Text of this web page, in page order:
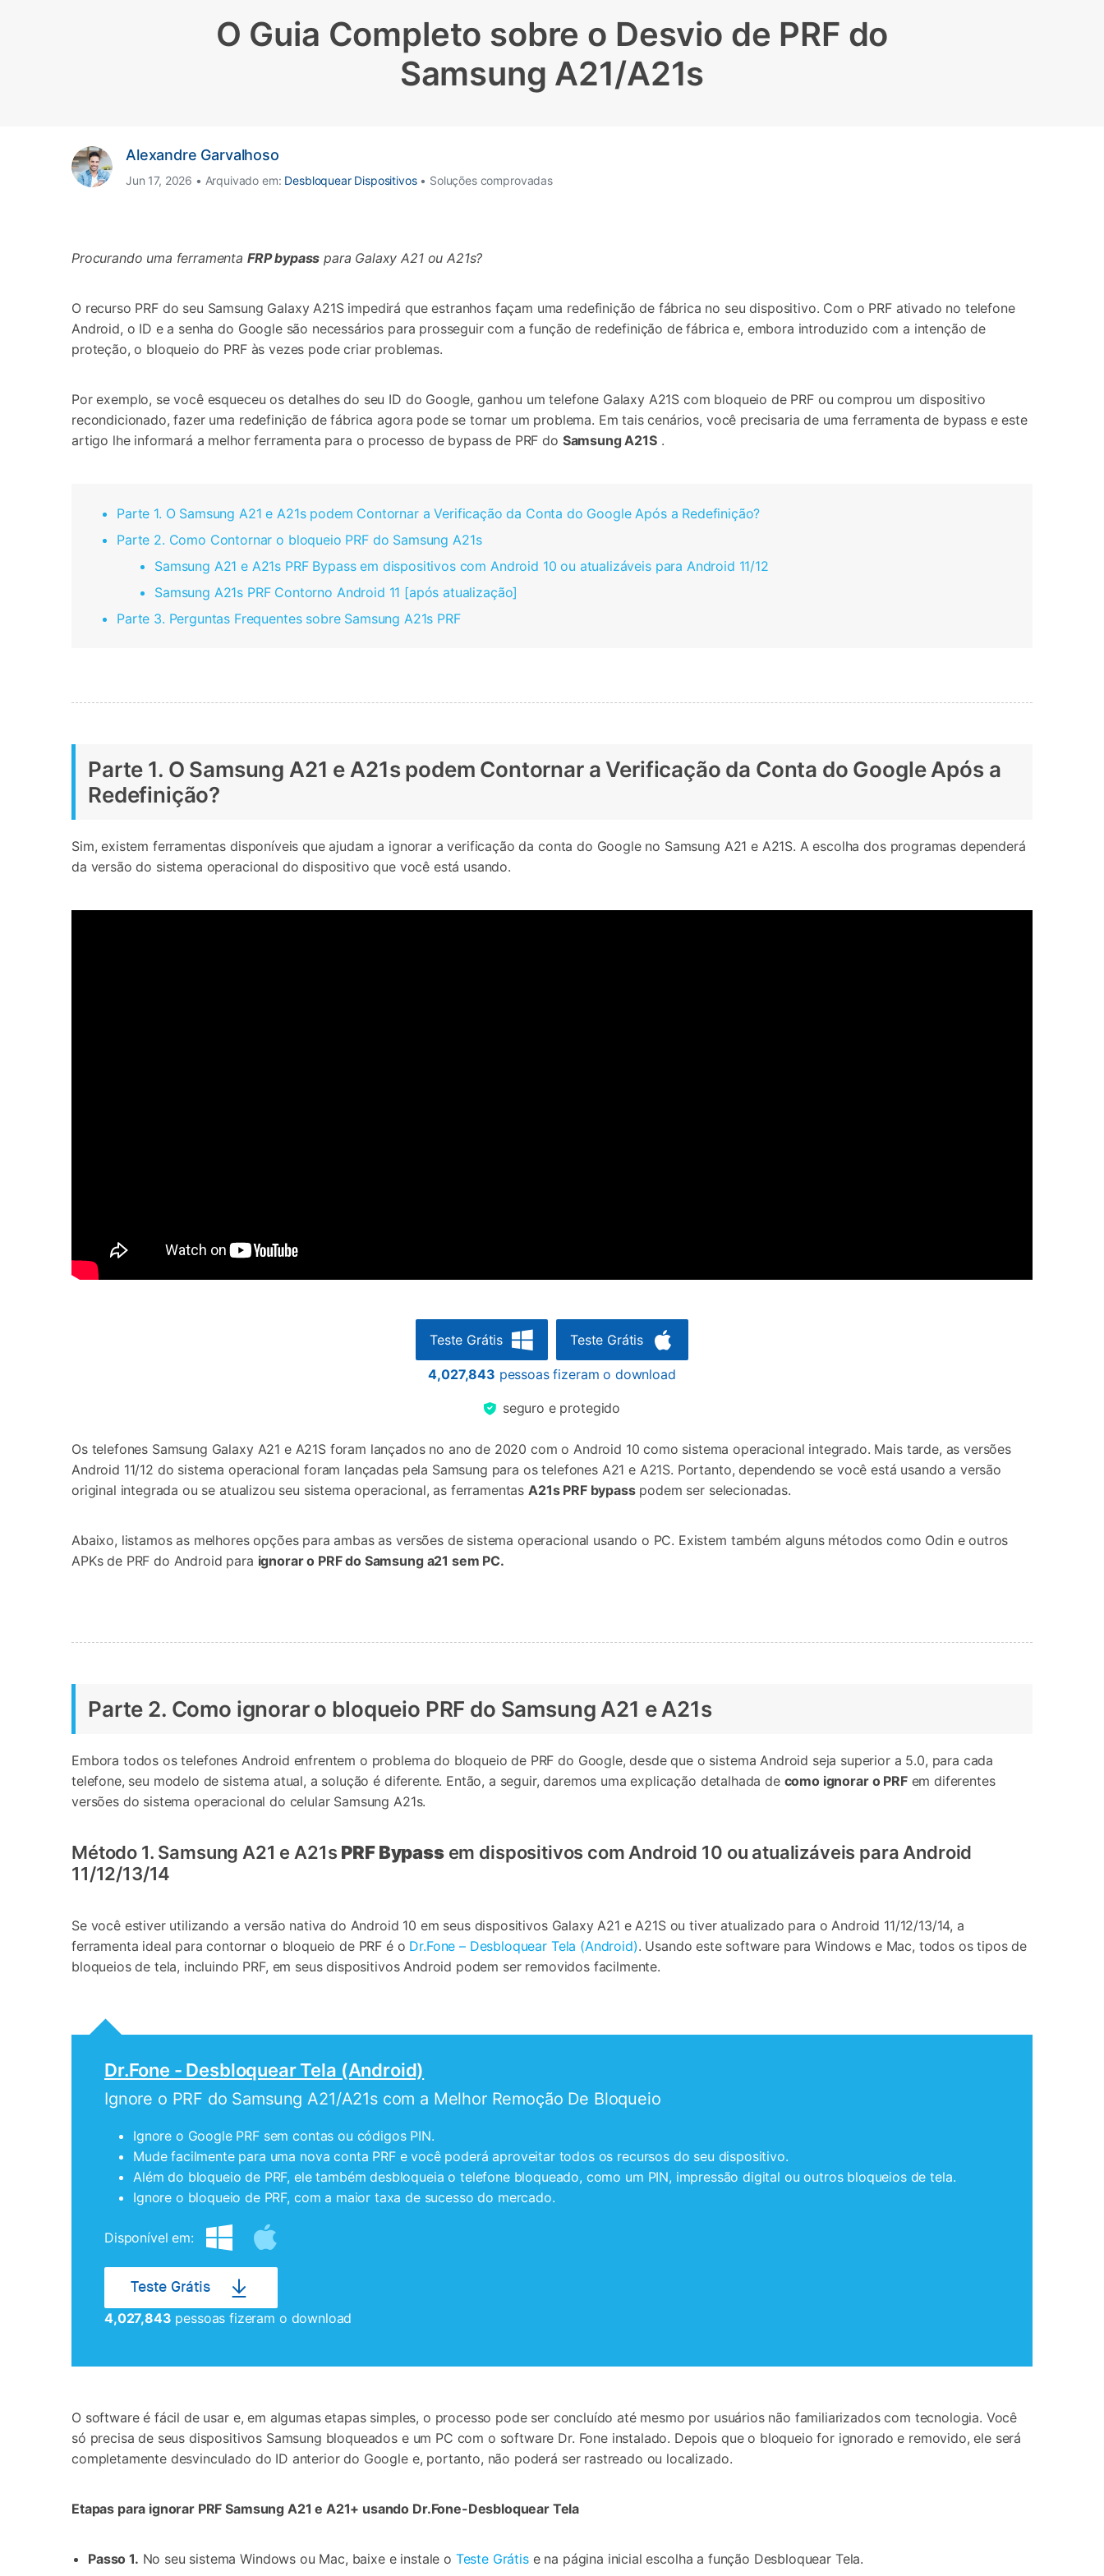
Ver todos os produtos
Consertar erros do iTunes
Apagar
dados
iPhone
Apagar
dados
Abrir APP
Ver Todos Os Aplicativos
Abrir APP
O Guia Completo sobre o Desvio de PRF do
Samsung A21/A21s
Alexandre Garvalhoso
Jun 17, 2026 • Arquivado em: Desbloquear Dispositivos• Soluções comprovadas
Procurando uma ferramenta FRP bypass para Galaxy A21 ou A21s?
O recurso PRF do seu Samsung Galaxy A21S impedirá que estranhos façam uma redefinição de fábrica no seu dispositivo. Com o PRF ativado no telefone
Android, o ID e a senha do Google são necessários para prosseguir com a função de redefinição de fábrica e, embora introduzido com a intenção de
proteção, o bloqueio do PRF às vezes pode criar problemas.
Por exemplo, se você esqueceu os detalhes do seu ID do Google, ganhou um telefone Galaxy A21S com bloqueio de PRF ou comprou um dispositivo
recondicionado, fazer uma redefinição de fábrica agora pode se tornar um problema. Em tais cenários, você precisaria de uma ferramenta de bypass e este
artigo lhe informará a melhor ferramenta para o processo de bypass de PRF do Samsung A21S.
Parte 1. O Samsung A21 e A21s podem Contornar a Verificação da Conta do Google Após a Redefinição?
Parte 2. Como Contornar o bloqueio PRF do Samsung A21s
Samsung A21 e A21s PRF Bypass em dispositivos com Android 10 ou atualizáveis para Android 11/12
Samsung A21s PRF Contorno Android 11 [após atualização]
Parte 3. Perguntas Frequentes sobre Samsung A21s PRF
Parte 1. O Samsung A21 e A21s podem Contornar a Verificação da Conta do Google Após a
Redefinição?
Sim, existem ferramentas disponíveis que ajudam a ignorar a verificação da conta do Google no Samsung A21 e A21S. A escolha dos programas dependerá
da versão do sistema operacional do dispositivo que você está usando.
Teste Grátis Teste Grátis
4,027,843 pessoas fizeram o download
seguro e protegido
Os telefones Samsung Galaxy A21 e A21S foram lançados no ano de 2020 com o Android 10 como sistema operacional integrado. Mais tarde, as versões
Android 11/12 do sistema operacional foram lançadas pela Samsung para os telefones A21 e A21S. Portanto, dependendo se você está usando a versão
original integrada ou se atualizou seu sistema operacional, as ferramentas A21s PRF bypasspodem ser selecionadas.
Abaixo, listamos as melhores opções para ambas as versões de sistema operacional usando o PC. Existem também alguns métodos como Odin e outros
APKs de PRF do Android para ignorar o PRF do Samsung a21 sem PC.
Parte 2. Como ignorar o bloqueio PRF do Samsung A21 e A21s
Embora todos os telefones Android enfrentem o problema do bloqueio de PRF do Google, desde que o sistema Android seja superior a 5.0, para cada
telefone, seu modelo de sistema atual, a solução é diferente. Então, a seguir, daremos uma explicação detalhada de como ignorar o PRFem diferentes
versões do sistema operacional do celular Samsung A21s.
Método 1. Samsung A21 e A21sPRF Bypassem dispositivos com Android 10 ou atualizáveis para Android
11/12/13/14
Se você estiver utilizando a versão nativa do Android 10 em seus dispositivos Galaxy A21 e A21S ou tiver atualizado para o Android 11/12/13/14, a
ferramenta ideal para contornar o bloqueio de PRF é o Dr.Fone – Desbloquear Tela (Android). Usando este software para Windows e Mac, todos os tipos de
bloqueios de tela, incluindo PRF, em seus dispositivos Android podem ser removidos facilmente.
Dr.Fone - Desbloquear Tela (Android)
Ignore o PRF do Samsung A21/A21s com a Melhor Remoção De Bloqueio
Ignore o Google PRF sem contas ou códigos PIN.
Mude facilmente para uma nova conta PRF e você poderá aproveitar todos os recursos do seu dispositivo.
Além do bloqueio de PRF, ele também desbloqueia o telefone bloqueado, como um PIN, impressão digital ou outros bloqueios de tela.
Ignore o bloqueio de PRF, com a maior taxa de sucesso do mercado.
Disponível em:
Teste Grátis
4,027,843 pessoas fizeram o download
O software é fácil de usar e, em algumas etapas simples, o processo pode ser concluído até mesmo por usuários não familiarizados com tecnologia. Você
só precisa de seus dispositivos Samsung bloqueados e um PC com o software Dr. Fone instalado. Depois que o bloqueio for ignorado e removido, ele será
completamente desvinculado do ID anterior do Google e, portanto, não poderá ser rastreado ou localizado.
Etapas para ignorar PRF Samsung A21 e A21+ usando Dr.Fone-Desbloquear Tela
Passo 1. No seu sistema Windows ou Mac, baixe e instale o Teste Grátise na página inicial escolha a função Desbloquear Tela.